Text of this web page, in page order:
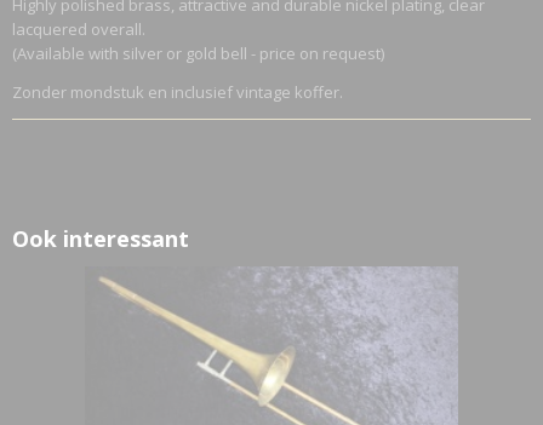
Highly polished brass, attractive and durable nickel plating, clear
lacquered overall.
(Available with silver or gold bell - price on request)
Zonder mondstuk en inclusief vintage koffer.
Ook interessant